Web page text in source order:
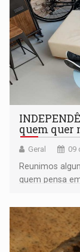
quem quer
Geral 09
Reunimos
quem pensa